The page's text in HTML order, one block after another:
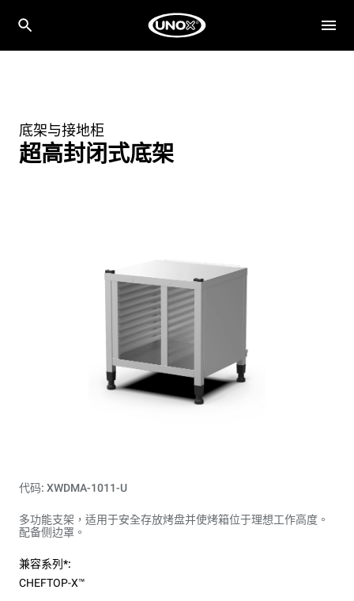
底架与接地柜
超高封闭式底架
代码: XWDMA-1011-U
多功能支架，适用于安全存放烤盘并使烤箱位于理想​​工作高度。
配备侧边罩。
兼容系列*:
CHEFTOP-X™